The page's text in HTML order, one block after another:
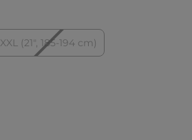
XXL (21", 185-194 cm)